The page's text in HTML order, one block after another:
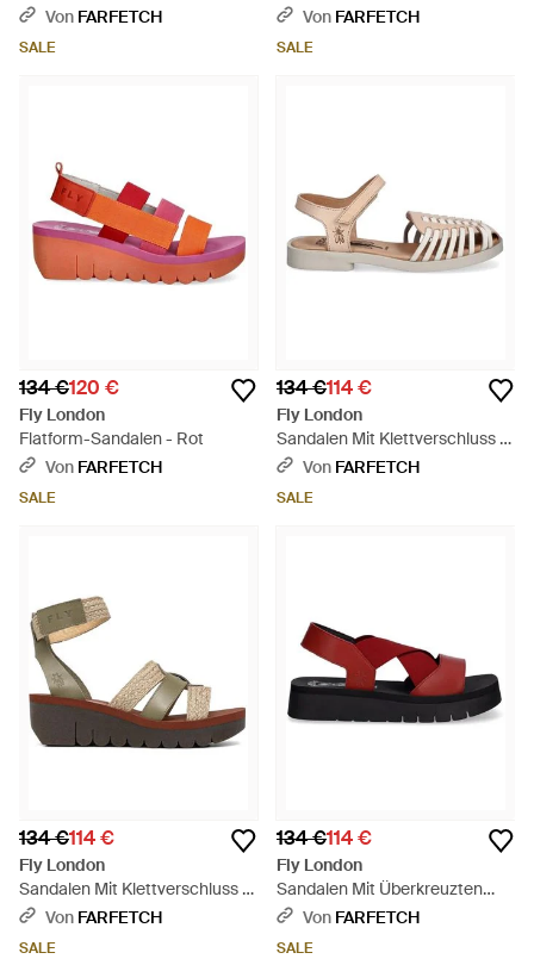
Schnallenverschluss - Schwarz
Von FARFETCH
SALE
Klettverschluss - Braun
Von FARFETCH
SALE
134 €120 €
Fly London
Flatform-Sandalen - Rot
Von FARFETCH
SALE
134 €114 €
Fly London
Sandalen Mit Klettverschluss -
WeißVon FARFETCH
SALE
134 €114 €
Fly London
Sandalen Mit Klettverschluss -
WeißVon FARFETCH
SALE
134 €114 €
Fly London
Sandalen Mit Überkreuzten
Riemen 55Mm - Rot
Von FARFETCH
SALE